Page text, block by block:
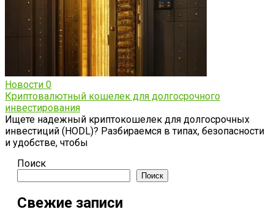
Новости 0
Криптовалютный кошелек для долгосрочного
инвестирования
Ищете надежный криптокошелек для долгосрочных
инвестиций (HODL)? Разбираемся в типах, безопасности
и удобстве, чтобы
Поиск
Поиск
Свежие записи